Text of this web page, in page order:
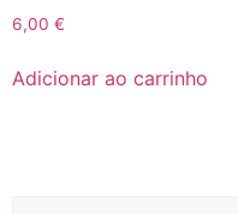
6,00 €
Adicionar ao carrinho